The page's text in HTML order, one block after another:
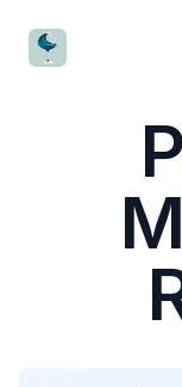
CocktailWave